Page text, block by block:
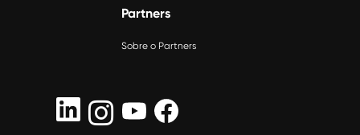
Partners
Sobre o Partners